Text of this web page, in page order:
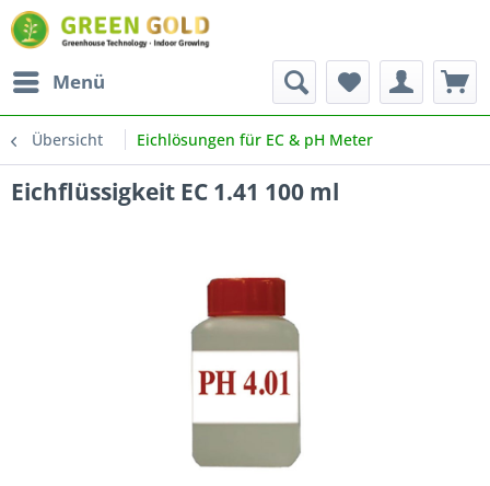
Menü
Übersicht Eichlösungen für EC & pH Meter
Eichflüssigkeit EC 1.41 100 ml